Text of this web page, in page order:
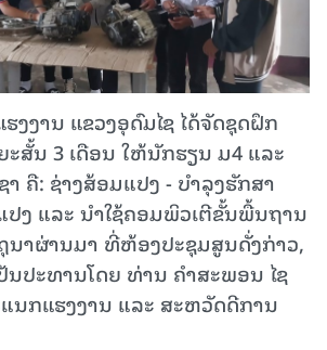
ງານ ແຂວງອຸດົມໄຊ ໄດ້ຈັດຊຸດຝຶກ
ະສັ້ນ 3 ເດືອນ ໃຫ້ນັກຮຽນ ມ4 ແລະ
າ ຄື: ຊ່າງສ້ອມແປງ - ບໍາລຸງຮັກສາ
ປງ ແລະ ນຳໃຊ້ຄອມພິວເຕີຂັ້ນພື້ນຖານ
ນາຜ່ານມາ ທີ່ຫ້ອງປະຊຸມສູນດັ່ງກ່າວ,
ນປະທານໂດຍ ທ່ານ ຄຳສະພອນ ໄຊ
ກແຮງງານ ແລະ ສະຫວັດດີການ